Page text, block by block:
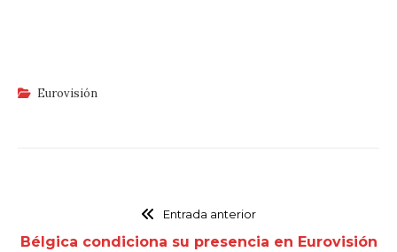
Eurovisión
Entrada anterior
Bélgica condiciona su presencia en Eurovisión